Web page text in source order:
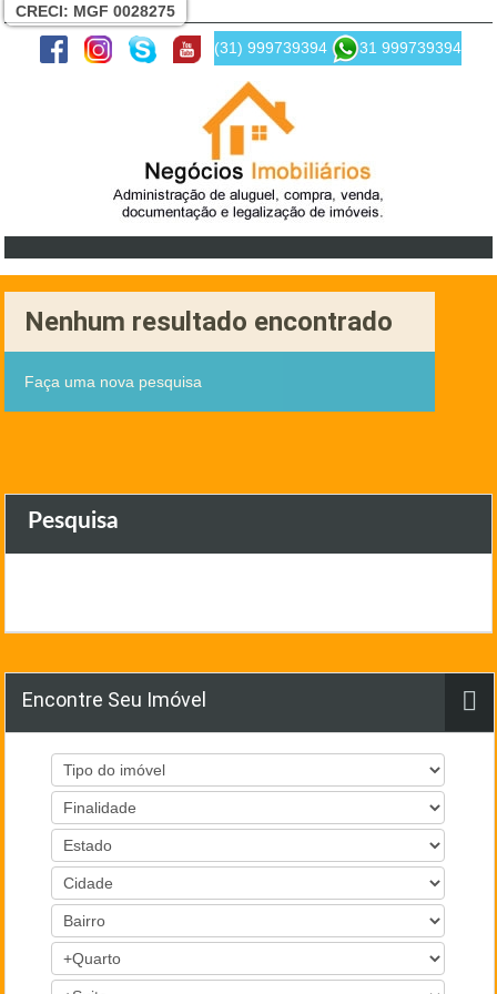
CRECI: MGF 0028275
(31) 999739394 31 999739394
Nenhum resultado encontrado
Faça uma nova pesquisa
Pesquisa
Encontre Seu Imóvel